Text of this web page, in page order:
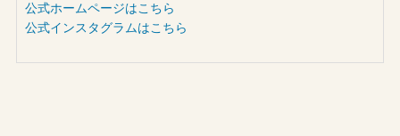
公式ホームページはこちら
公式インスタグラムはこちら